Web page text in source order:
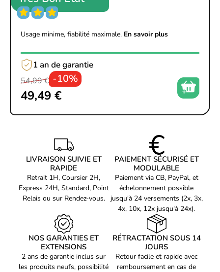
Dégagement Max.
Refroidisseur de
Prise en charge de la
Micro ATX et Mini ITX
Dégagement Max. Carte
graphique horizontale
(mm)
Emplacements
d'extension VGA
verticaux
graphique verticale
Dégagement du
ventilateur avant et du
25/55
Dégagement supérieur
du ventilateur et du
radiateur
25/55
Type de bloc
d'alimentation pris en
Longueur maximale du
bloc d'alimentation
200 mm
Code EAN
3700755601138 Voir produits M.RED
Usage minime, fiabilité maximale. En savoir plus
1 an de garantie
54,99 € -10%
49,49 €
LIVRAISON SUIVIE ET
RAPIDE
Retrait 1H, Coursier 2H,
Express 24H, Standard, Point
Relais ou sur Rendez-vous.
PAIEMENT SÉCURISÉ ET
MODULABLE
Paiement via CB, PayPal, et
échelonnement possible
jusqu'à 24 versements (2x, 3x,
4x, 10x, 12x jusqu'à 24x).
NOS GARANTIES ET
EXTENSIONS
2 ans de garantie inclus sur
les produits neufs, possibilité
RÉTRACTATION SOUS 14
JOURS
Retour facile et rapide avec
remboursement en cas de